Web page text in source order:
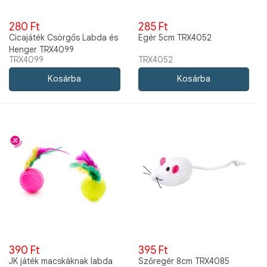
280 Ft
Cicajáték Csörgős Labda és
Henger TRX4099
TRX4099
285 Ft
Egér 5cm TRX4052
TRX4052
390 Ft
JK játék macskáknak labda
395 Ft
Szőregér 8cm TRX4085